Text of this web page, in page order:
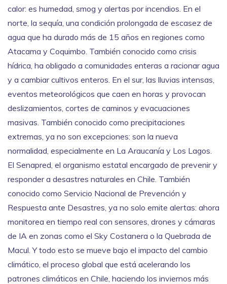
calor: es humedad, smog y alertas por incendios. En el
norte, la sequía, una condición prolongada de escasez de
agua que ha durado más de 15 años en regiones como
Atacama y Coquimbo. También conocido como crisis
hídrica, ha obligado a comunidades enteras a racionar agua
y a cambiar cultivos enteros. En el sur, las lluvias intensas,
eventos meteorológicos que caen en horas y provocan
deslizamientos, cortes de caminos y evacuaciones
masivas. También conocido como precipitaciones
extremas, ya no son excepciones: son la nueva
normalidad, especialmente en La Araucanía y Los Lagos.
El Senapred, el organismo estatal encargado de prevenir y
responder a desastres naturales en Chile. También
conocido como Servicio Nacional de Prevención y
Respuesta ante Desastres, ya no solo emite alertas: ahora
monitorea en tiempo real con sensores, drones y cámaras
de IA en zonas como el Sky Costanera o la Quebrada de
Macul. Y todo esto se mueve bajo el impacto del cambio
climático, el proceso global que está acelerando los
patrones climáticos en Chile, haciendo los inviernos más